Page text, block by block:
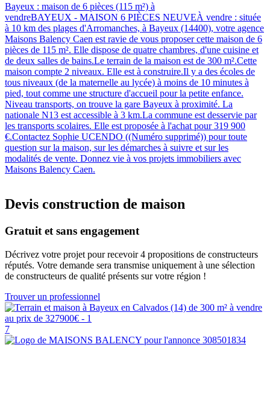
Bayeux : maison de 6 pièces (115 m²) à
vendreBAYEUX - MAISON 6 PIÈCES NEUVEÀ vendre : située
à 10 km des plages d'Arromanches, à Bayeux (14400), votre agence
Maisons Balency Caen est ravie de vous proposer cette maison de 6
pièces de 115 m². Elle dispose de quatre chambres, d'une cuisine et
de deux salles de bains.Le terrain de la maison est de 300 m².Cette
maison compte 2 niveaux. Elle est à construire.Il y a des écoles de
tous niveaux (de la maternelle au lycée) à moins de 10 minutes à
pied, tout comme une structure d'accueil pour la petite enfance.
Niveau transports, on trouve la gare Bayeux à proximité. La
nationale N13 est accessible à 3 km.La commune est desservie par
les transports scolaires. Elle est proposée à l'achat pour 319 900
€.Contactez Sophie UCENDO ((Numéro supprimé)) pour toute
question sur la maison, sur les démarches à suivre et sur les
modalités de vente. Donnez vie à vos projets immobiliers avec
Maisons Balency Caen.
Devis construction de maison
Gratuit et sans engagement
Décrivez votre projet pour recevoir 4 propositions de constructeurs
réputés. Votre demande sera transmise uniquement à une sélection
de constructeurs de qualité présents sur votre région !
Trouver un professionnel
7